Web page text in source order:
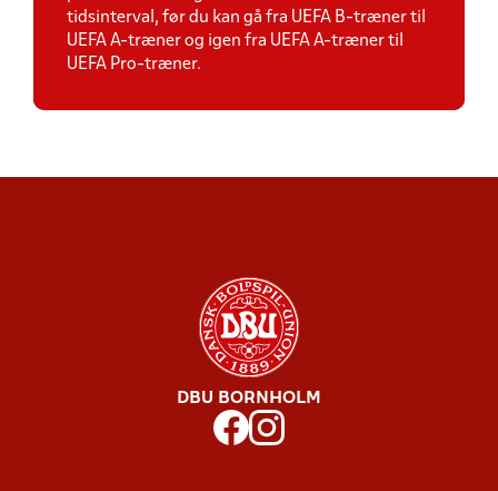
tidsinterval, før du kan gå fra UEFA B-træner til
UEFA A-træner og igen fra UEFA A-træner til
UEFA Pro-træner.
DBU BORNHOLM